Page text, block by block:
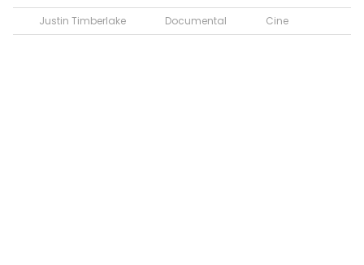
Justin Timberlake Documental Cine